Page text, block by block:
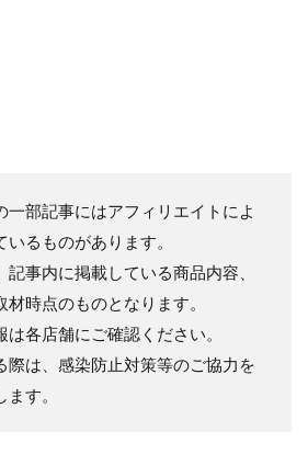
部記事にはアフィリエイトによ
いるものがあります。
事内に掲載している商品内容、
材時点のものとなります。
各店舗にご確認ください。
は、感染防止対策等のご協力を
す。